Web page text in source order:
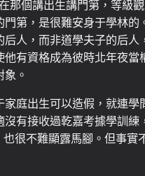
那個講出生講門第，等級
第，是很難安身于學林的
人，而非道學夫子的后人
有資格成為彼時北年夜當
。
家庭出生可以造假，就連學
有接收過乾嘉考據學訓練
也很不難顯露馬腳。但事實